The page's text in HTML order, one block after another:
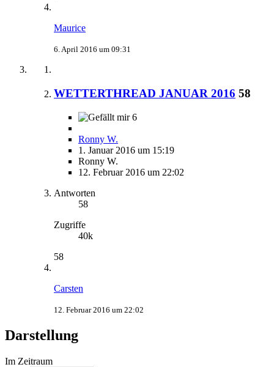
Maurice
6. April 2016 um 09:31
WETTERTHREAD JANUAR 2016 58
6
Ronny W.
1. Januar 2016 um 15:19
Ronny W.
12. Februar 2016 um 22:02
Antworten
58
Zugriffe
40k
58
Carsten
12. Februar 2016 um 22:02
Darstellung
Im Zeitraum